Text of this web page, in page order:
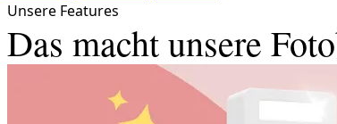
Unsere Features
Das macht unsere